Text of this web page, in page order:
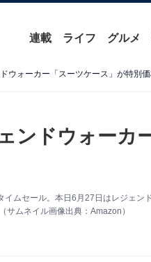
連載 ライフ グルメ
ウォーカー「スーツケース」が特別
ンドウォーカ
ムセール。本日6月27日はレジェン
サムネイル画像出典：Amazon）